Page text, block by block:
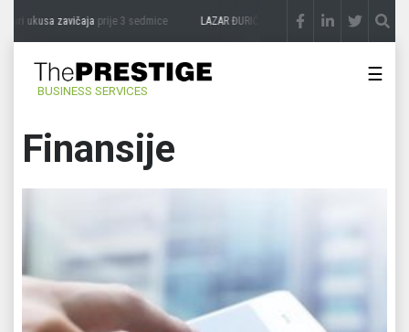
zavičajaprije 3 sedmice LAZAR ĐURIĆ: Promocija potencijal pretvara u
BUSINESS SERVICES
☰
Finansije